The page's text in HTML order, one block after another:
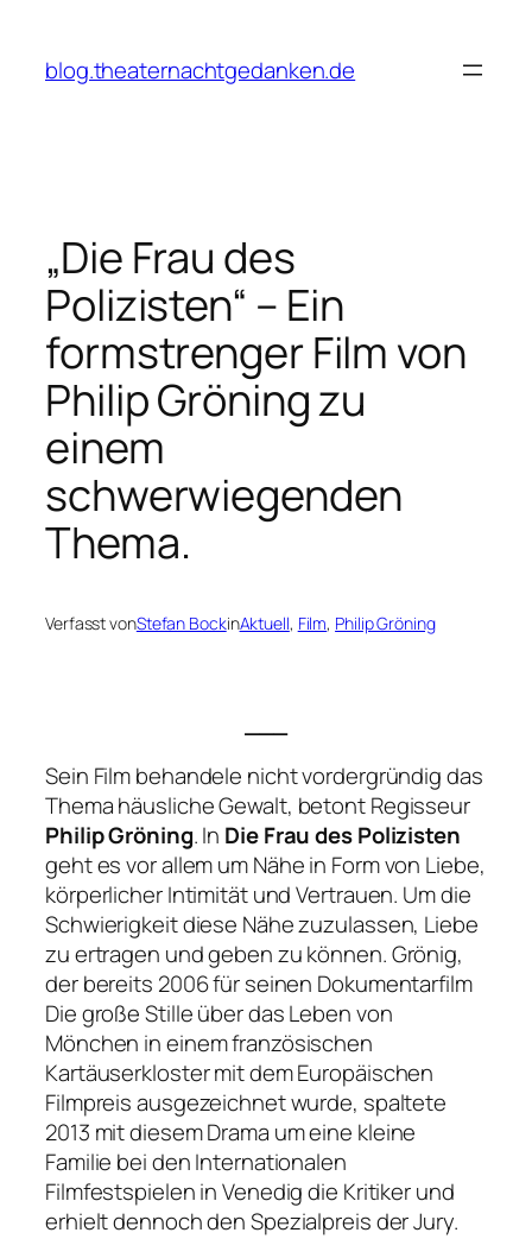
springen
blog.theaternachtgedanken.de
„Die Frau des
Polizisten“ – Ein
formstrenger Film von
Philip Gröning zu
einem
schwerwiegenden
Thema.
Verfasst vonStefan BockinAktuell, Film, Philip Gröning
Sein Film behandele nicht vordergründig das
Thema häusliche Gewalt, betont Regisseur
Philip Gröning. In Die Frau des Polizisten
geht es vor allem um Nähe in Form von Liebe,
körperlicher Intimität und Vertrauen. Um die
Schwierigkeit diese Nähe zuzulassen, Liebe
zu ertragen und geben zu können. Grönig,
der bereits 2006 für seinen Dokumentarfilm
Die große Stilleüber das Leben von
Mönchen in einem französischen
Kartäuserkloster mit dem Europäischen
Filmpreis ausgezeichnet wurde, spaltete
2013 mit diesem Drama um eine kleine
Familie bei den Internationalen
Filmfestspielen in Venedig die Kritiker und
erhielt dennoch den Spezialpreis der Jury.